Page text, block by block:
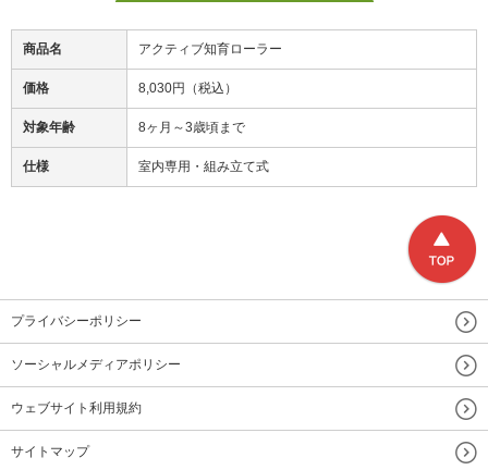
商品名 アクティブ知育ローラー
価格 8,030円（税込）
対象年齢 8ヶ月～3歳頃まで
仕様 室内専用・組み立て式
プライバシーポリシー
ソーシャルメディアポリシー
ウェブサイト利用規約
サイトマップ